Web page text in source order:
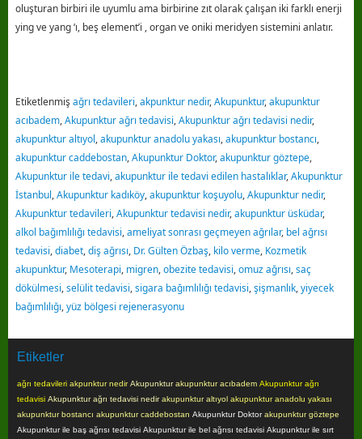
oluşturan birbiri ile uyumlu ama birbirine zıt olarak çalışan iki farklı enerji
ying ve yang ‘ı, beş element’i , organ ve oniki meridyen sistemini anlatır.
Etiketlenmiş ağrı tedavileri,akpunktur nedir,Akupunktur,akupunktur
acıbadem,Akupunktur ağrı tedavisi,Akupunktur ağrı tedavisi nedir,
akupunktur altıyol,akupunktur anadolu yakası,akupunktur bostancı,
akupunktur caddebostan,Akupunktur Doktor,akupunktur göztepe,
Akupunktur ile tedavi,akupunktur ile tedavi edilen hastalıklar,Akupunktur
İstanbul,Akupunktur kadıköy,akupunktur koşuyolu,Akupunktur nedir,
Akupunktur tedavileri,Akupunktur tedavisi nedir,akupunktur üsküdar,
alkol bağımlılığı tedavisi,ameliyat sonrası geçmeyen ağrılar, bel ağrısı
tedavisi,diabet,diş ağrısı, Dr. Gülten Özbaş, kilo verme, Kozmetik
akupunktur, Mesoterapi, migren,obezite tedavisi,omuz ağrısı,saç
dökülmesi,selülit tedavisi,sigara bağımlılığı tedavisi,şişmanlık,yiyecek
bağımlılığı,yüz bölgesi rejenerasyonu
Etiketler
ağrı tedavileri akpunktur nedir Akupunktur akupunktur acıbadem Akupunktur ağrı
tedavisi Akupunktur ağrı tedavisi nedir akupunktur altıyol akupunktur anadolu yakası
akupunktur bostancı akupunktur caddebostan Akupunktur Doktor akupunktur göztepe
Akupunktur ile baş ağrısı tedavisi Akupunktur ile bel ağrısı tedavisi Akupunktur ile sırt